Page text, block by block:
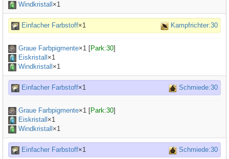
Windkristall ×1
Einfacher Farbstoff×1 Kampfrichter:30
Graue Farbpigmente×1 [Park:30]
Eiskristall ×1
Windkristall ×1
Einfacher Farbstoff×1 Schmiede:30
Graue Farbpigmente×1 [Park:30]
Eiskristall ×1
Windkristall ×1
Einfacher Farbstoff×1 Schmiede:30